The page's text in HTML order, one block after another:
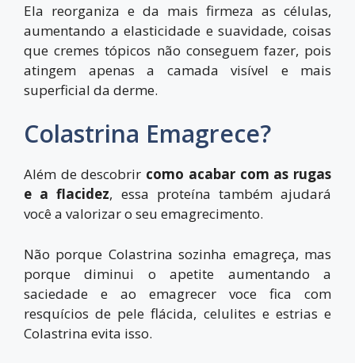
Ela reorganiza e da mais firmeza as células,
aumentando a elasticidade e suavidade, coisas
que cremes tópicos não conseguem fazer, pois
atingem apenas a camada visível e mais
superficial da derme.
Colastrina Emagrece?
Além de descobrir como acabar com as rugas
e a flacidez, essa proteína também ajudará
você a valorizar o seu emagrecimento.
Não porque Colastrina sozinha emagreça, mas
porque diminui o apetite aumentando a
saciedade e ao emagrecer voce fica com
resquícios de pele flácida, celulites e estrias e
Colastrina evita isso.